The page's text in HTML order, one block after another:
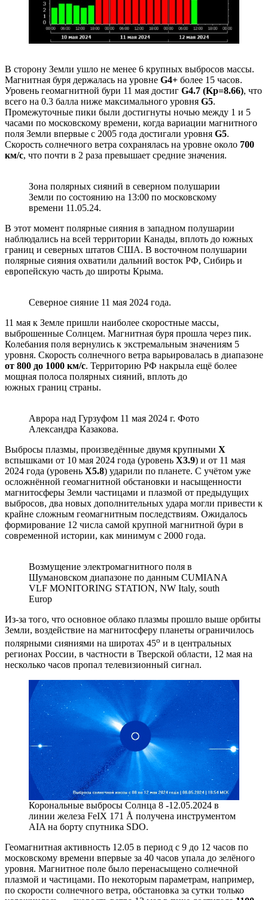
В сторону Земли ушло не менее 6 крупных выбросов массы.
Магнитная буря держалась на уровне G4+ более 15 часов.
Уровень геомагнитной бури 11 мая достиг G4.7 (Kp=8.66), что
всего на 0.3 балла ниже максимального уровня G5.
Промежуточные пики были достигнуты ночью между 1 и 5
часами по московскому времени, когда вариации магнитного
поля Земли впервые с 2005 года достигали уровня G5.
Скорость солнечного ветра сохранялась на уровне около 700
км/с, что почти в 2 раза превышает средние значения.
Зона полярных сияний в северном полушарии
Земли по состоянию на 13:00 по московскому
времени 11.05.24.
В этот момент полярные сияния в западном полушарии
наблюдались на всей территории Канады, вплоть до южных
границ и северных штатов США. В восточном полушарии
полярные сияния охватили дальний восток РФ, Сибирь и
европейскую часть до широты Крыма.
Северное сияние 11 мая 2024 года.
11 мая к Земле пришли наиболее скоростные массы,
выброшенные Солнцем. Магнитная буря прошла через пик.
Колебания поля вернулись к экстремальным значениям 5
уровня. Скорость солнечного ветра варьировалась в диапазоне
от 800 до 1000 км/с. Территорию РФ накрыла ещё более
мощная полоса полярных сияний, вплоть до
южных границ страны.
Аврора над Гурзуфом 11 мая 2024 г. Фото
Александра Казакова.
Выбросы плазмы, произведённые двумя крупными X
вспышками от 10 мая 2024 года (уровень X3.9) и от 11 мая
2024 года (уровень X5.8) ударили по планете. С учётом уже
осложнённой геомагнитной обстановки и насыщенности
магнитосферы Земли частицами и плазмой от предыдущих
выбросов, два новых дополнительных удара могли привести к
крайне сложным геомагнитным последствиям. Ожидалось
формирование 12 числа самой крупной магнитной бури в
современной истории, как минимум с 2000 года.
Возмущение электромагнитного поля в
Шумановском диапазоне по данным CUMIANA
VLF MONITORING STATION, NW Italy, south
Europ
Из-за того, что основное облако плазмы прошло выше орбиты
Земли, воздействие на магнитосферу планеты ограничилось
полярными сияниями на широтах 45о и в центральных
регионах России, в частности в Тверской области, 12 мая на
несколько часов пропал телевизионный сигнал.
Корональные выбросы Солнца 8 -12.05.2024 в
линии железа FeIX 171 Å получена инструментом
AIA на борту спутника SDO.
Геомагнитная активность 12.05 в период с 9 до 12 часов по
московскому времени впервые за 40 часов упала до зелёного
уровня. Магнитное поле было перенасыщено солнечной
плазмой и частицами. По некоторым параметрам, например,
по скорости солнечного ветра, обстановка за сутки только